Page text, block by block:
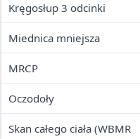
Kręgosłup 3 odcinki
Miednica mniejsza
MRCP
Oczodoły
Skan całego ciała (WBMR